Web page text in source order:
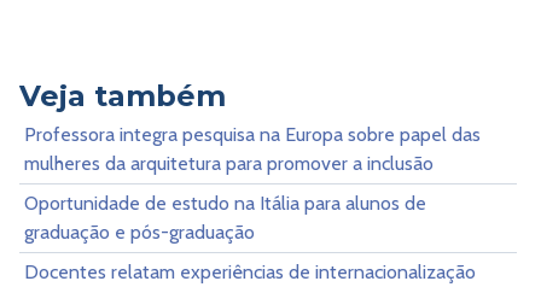
Veja também
Professora integra pesquisa na Europa sobre papel das
mulheres da arquitetura para promover a inclusão
Oportunidade de estudo na Itália para alunos de
graduação e pós-graduação
Docentes relatam experiências de internacionalização